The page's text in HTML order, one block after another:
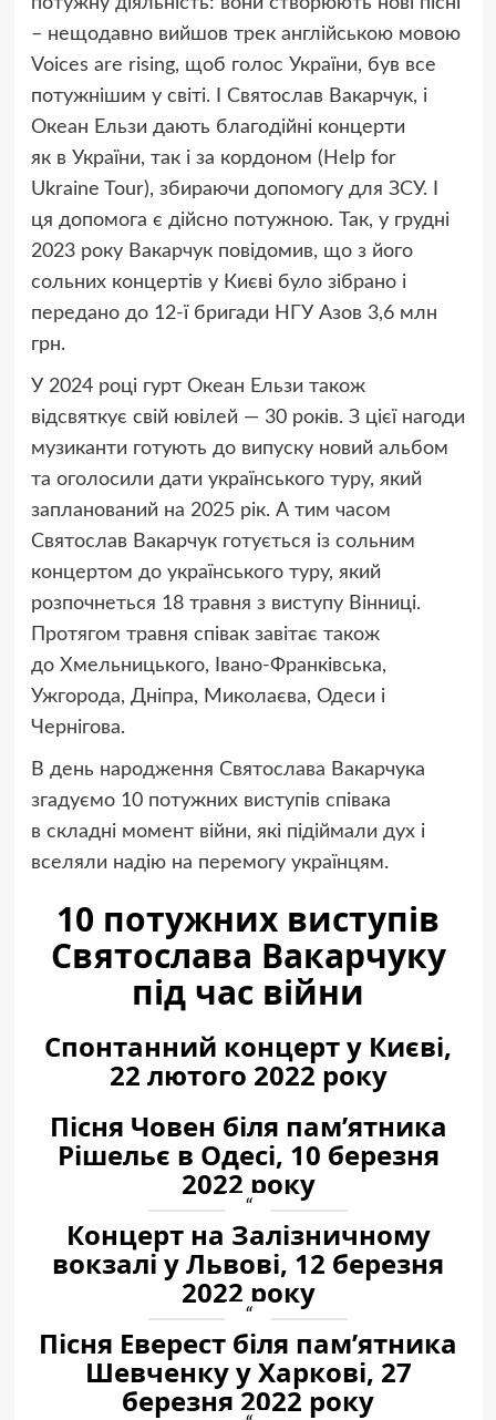
– нещодавно вийшов трек англійською мовою
Voices are rising, щоб голос України, був все
потужнішим у світі. І Святослав Вакарчук, і
Океан Ельзи дають благодійні концерти
як в України, так і за кордоном ( Help for
Ukraine Tour), збираючи допомогу для ЗСУ. І
ця допомога є дійсно потужною. Так, у грудні
2023 року Вакарчук повідомив, що з його
сольних концертів у Києві було зібрано і
передано до 12-ї бригади НГУ Азов 3,6 млн
грн.
У 2024 році гурт Океан Ельзи також
відсвяткує свій ювілей — 30 років. З цієї нагоди
музиканти готують до випуску новий альбом
та оголосили дати українського туру, який
запланований на 2025 рік. А тим часом
Святослав Вакарчук готується із сольним
концертом до українського туру, який
розпочнеться 18 травня з виступу Вінниці.
Протягом травня співак завітає також
до Хмельницького, Івано-Франківська,
Ужгорода, Дніпра, Миколаєва, Одеси і
Чернігова.
В день народження Святослава Вакарчука
згадуємо 10 потужних виступів співака
в складні момент війни, які підіймали дух і
вселяли надію на перемогу українцям.
10 потужних виступів
Святослава Вакарчуку
під час війни
Спонтанний концерт у Києві,
22 лютого 2022 року
Пісня Човен біля пам’ятника
Рішельє в Одесі, 10 березня
2022 року
Концерт на Залізничному
вокзалі у Львові, 12 березня
2022 року
Пісня Еверест біля пам’ятника
Шевченку у Харкові, 27
березня 2022 року